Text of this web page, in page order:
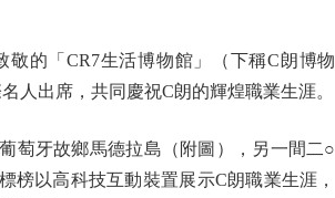
的「CR7生活博物館」（下稱C朗博物
人出席，共同慶祝C朗的輝煌職業生涯。
牙故鄉馬德拉島（附圖），另一間二○
榜以高科技互動裝置展示C朗職業生涯，